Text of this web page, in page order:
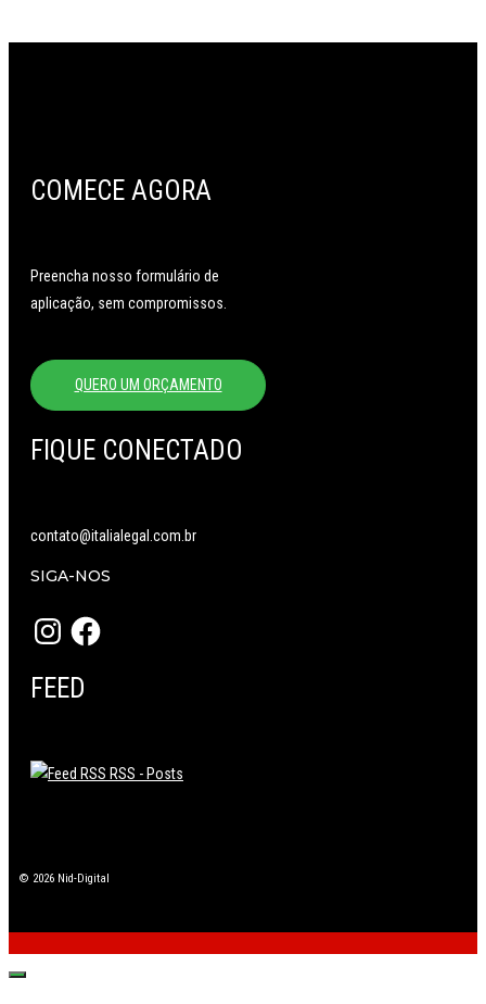
COMECE AGORA
Preencha nosso formulário de
aplicação, sem compromissos.
QUERO UM ORÇAMENTO
FIQUE CONECTADO
contato@italialegal.com.br
SIGA-NOS
InstagramFacebook
FEED
RSS - Posts
© 2026 Nid-Digital
Fechar